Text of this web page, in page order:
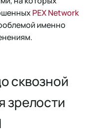
PEX Network
именно
сквозной
зрелости